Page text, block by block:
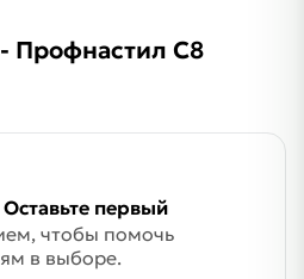
Профнастил С8
первый
чтобы помочь
в выборе.